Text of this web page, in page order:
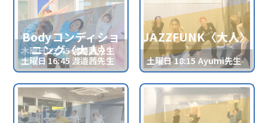
Bodyコンディショ
ニング〈大人〉
木曜日 12:45 渡邉茜先生
土曜日 16:45 渡邉茜先生
JAZZFUNK〈大人〉
土曜日 18:15 Ayumi先生